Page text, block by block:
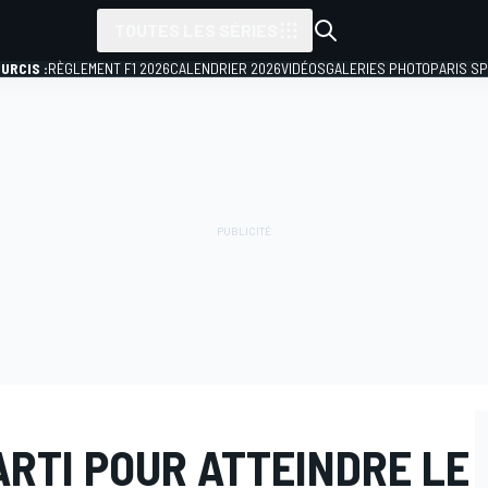
:RÈGLEMENT F1 2026CALENDRIER 2026VIDÉOSGALERIES PHOTOPARIS
POUR ATTEINDRE LE